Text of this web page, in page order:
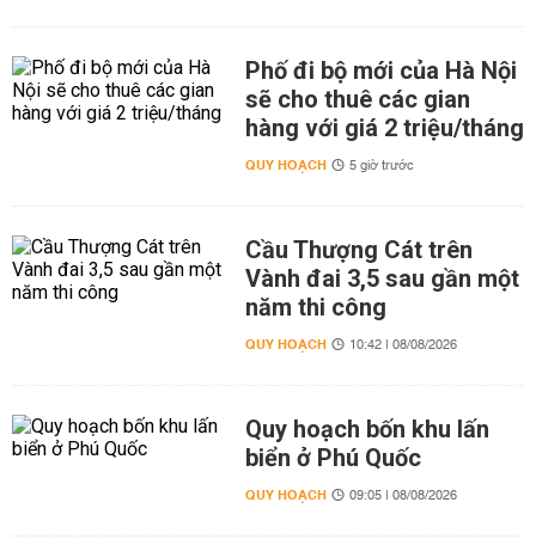
Phố đi bộ mới của Hà Nội
sẽ cho thuê các gian
hàng với giá 2 triệu/tháng
QUY HOẠCH 5 giờ trước
Cầu Thượng Cát trên
Vành đai 3,5 sau gần một
năm thi công
QUY HOẠCH 10:42 | 08/08/2026
Quy hoạch bốn khu lấn
biển ở Phú Quốc
QUY HOẠCH 09:05 | 08/08/2026